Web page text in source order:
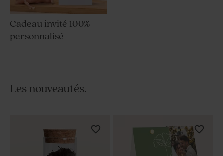
Cadeau invité 100%
personnalisé
Les nouveautés.